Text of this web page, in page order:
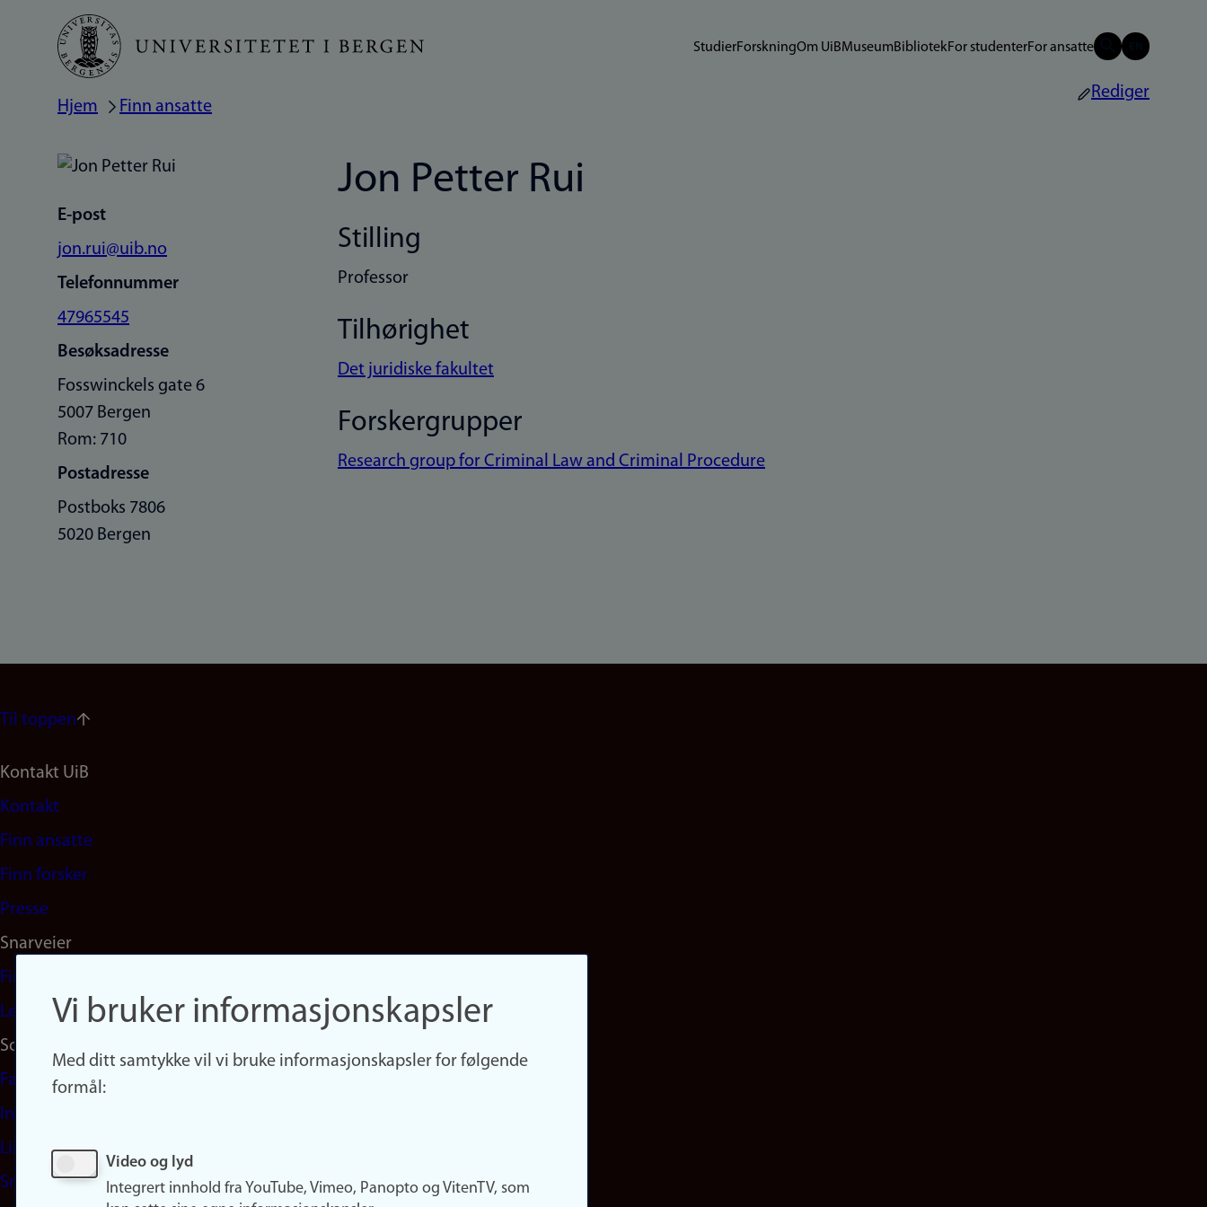
Hopp
hovedinnhold
StudierForskningOm UiBMuseumBibliotekFor studenterFor ansatte
Navigasjonssti
Hjem Finn ansatte
Rediger
E-post
jon.rui@uib.no
Telefonnummer
47965545
Besøksadresse
Fosswinckels gate 6
5007 Bergen
Rom: 710
Postadresse
Postboks 7806
5020 Bergen
Jon Petter Rui
Stilling
Professor
Tilhørighet
Det juridiske fakultet
Forskergrupper
Research group for Criminal Law and Criminal Procedure
Til toppen
Footer
navigation
(no)
Kontakt UiB
Kontakt
Finn ansatte
Finn forsker
Presse
Snarveier
Finn studier
Ledige stillinger
Sosiale medier
Facebook
Instagram
LinkedIn
Snapchat
Vi bruker informasjonskapsler
Med ditt samtykke vil vi bruke informasjonskapsler for følgende
formål:
Video og lyd
Integrert innhold fra YouTube, Vimeo, Panopto og VitenTV, som